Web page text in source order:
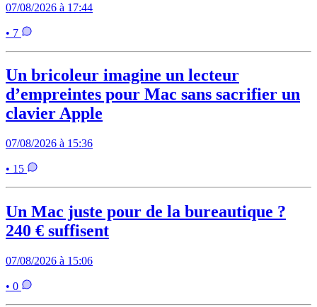
07/08/2026 à 17:44
• 7
Un bricoleur imagine un lecteur
d’empreintes pour Mac sans sacrifier un
clavier Apple
07/08/2026 à 15:36
• 15
Un Mac juste pour de la bureautique ?
240 € suffisent
07/08/2026 à 15:06
• 0